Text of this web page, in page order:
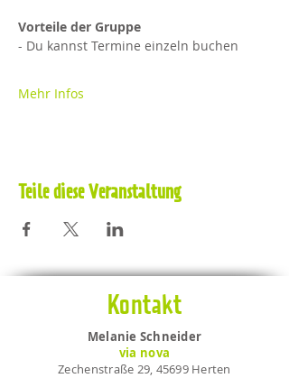
Vorteile der Gruppe
- Du kannst Termine einzeln buchen
Mehr Infos
Teile diese Veranstaltung
Kontakt
Melanie Schneider
via nova
Zechenstraße 29, 45699 Herten